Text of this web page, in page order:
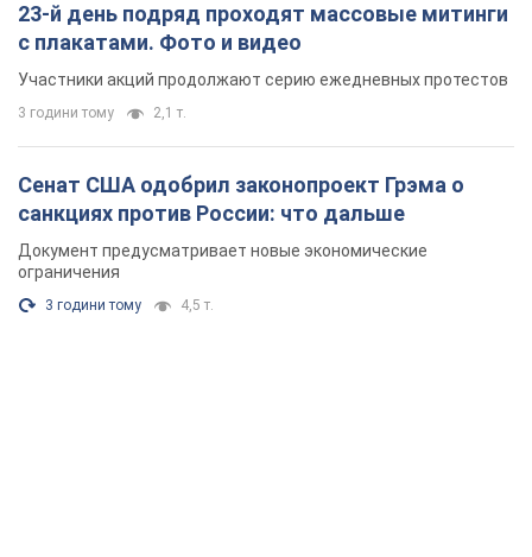
23-й день подряд проходят массовые митинги
с плакатами. Фото и видео
Участники акций продолжают серию ежедневных протестов
3 години тому 2,1 т.
Сенат США одобрил законопроект Грэма о
санкциях против России: что дальше
Документ предусматривает новые экономические
ограничения
3 години тому 4,5 т.